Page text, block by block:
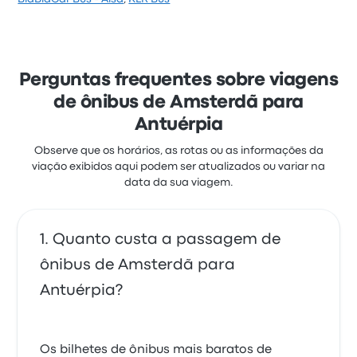
partir de R$ 50
Perguntas frequentes sobre viagens
de ônibus de Amsterdã para
Antuérpia
Observe que os horários, as rotas ou as informações da
viação exibidos aqui podem ser atualizados ou variar na
data da sua viagem.
Quanto custa a passagem de
ônibus de Amsterdã para
Antuérpia?
Os bilhetes de ônibus mais baratos de